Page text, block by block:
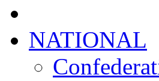
NATIONAL